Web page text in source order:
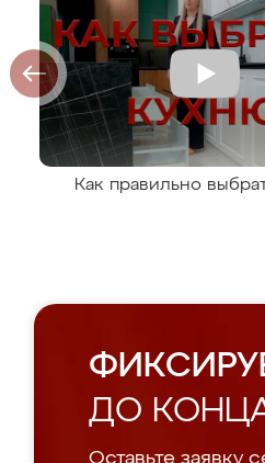
Как правильно
ДО
Оставьте заявку